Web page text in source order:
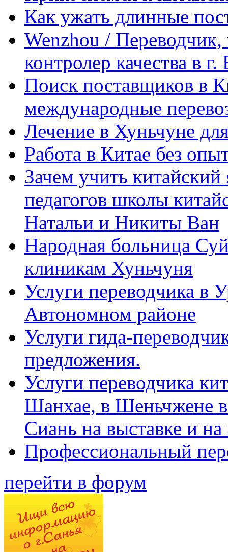
Как ужать длинные
Wenzhou / Переводчик,
контролер качества в
Поиск поставщиков в
международные
Лечение в Хуньчуне
Работа в Китае без
Зачем учить
педагогов школы
Натальи и Никиты Ван
Народная больница
клиникам Хуньчуня
Услуги переводчика в
Автономном районе
Услуги гида-
предложения.
Услуги переводчика
Шанхае, в Шеньчжене
Сиань на выставке и
Профессиональный
перейти в форум